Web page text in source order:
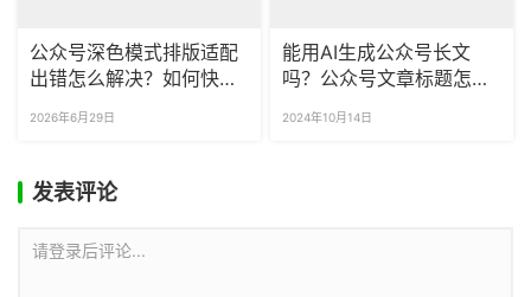
公众号深色模式排版适配
出错怎么解决？如何快速
2026年6月29日
能用AI生成公众号长文
吗？公众号文章标题怎么
2024年10月14日
发表评论
请登录后评论...